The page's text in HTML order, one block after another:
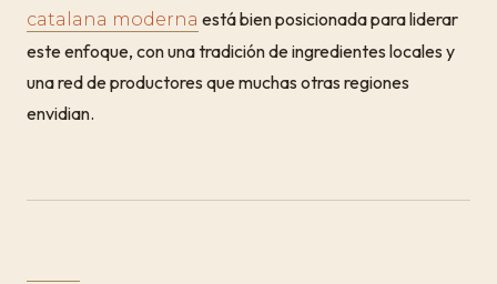
catalana moderna está bien posicionada para liderar
este enfoque, con una tradición de ingredientes locales y
una red de productores que muchas otras regiones
envidian.